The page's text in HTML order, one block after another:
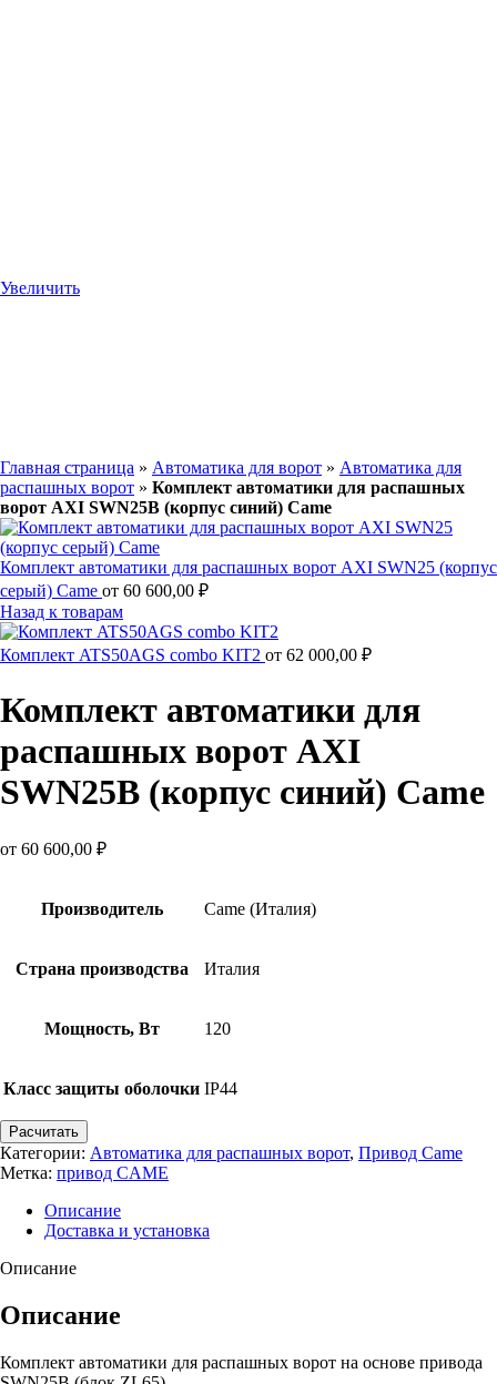
Увеличить
Главная страница » Автоматика для ворот » Автоматика для
распашных ворот » Комплект автоматики для распашных
ворот AXI SWN25B (корпус синий) Came
Комплект автоматики для распашных ворот AXI SWN25 (корпус
серый) Came от 60 600,00 ₽
Назад к товарам
Комплект ATS50АGS combo KIT2 от 62 000,00 ₽
Комплект автоматики для
распашных ворот AXI
SWN25B (корпус синий) Came
от 60 600,00 ₽
Производитель Came (Италия)
Страна производства Италия
Мощность, Вт 120
Класс защиты оболочки IP44
Расчитать
Категории: Автоматика для распашных ворот, Привод Came
Метка: привод CAME
Описание
Доставка и установка
Описание
Описание
Комплект автоматики для распашных ворот на основе привода